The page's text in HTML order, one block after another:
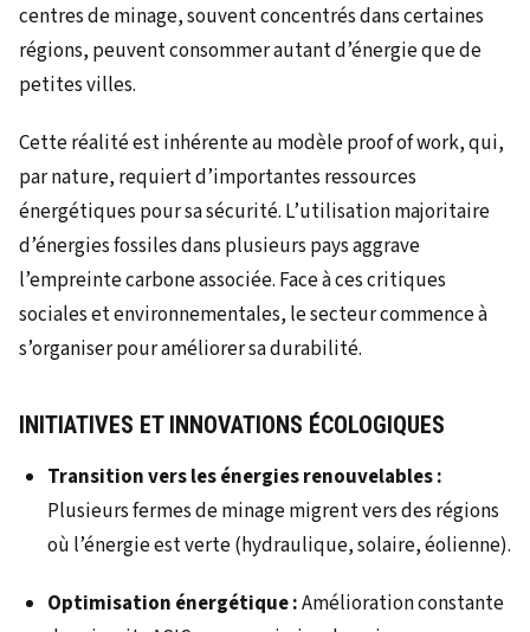
centres de minage, souvent concentrés dans certaines
régions, peuvent consommer autant d’énergie que de
petites villes.
Cette réalité est inhérente au modèle proof of work, qui,
par nature, requiert d’importantes ressources
énergétiques pour sa sécurité. L’utilisation majoritaire
d’énergies fossiles dans plusieurs pays aggrave
l’empreinte carbone associée. Face à ces critiques
sociales et environnementales, le secteur commence à
s’organiser pour améliorer sa durabilité.
INITIATIVES ET INNOVATIONS ÉCOLOGIQUES
Transition vers les énergies renouvelables :
Plusieurs fermes de minage migrent vers des régions
où l’énergie est verte (hydraulique, solaire, éolienne).
Optimisation énergétique :Amélioration constante